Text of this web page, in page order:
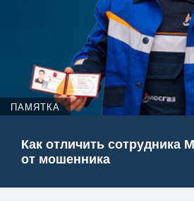
ПАМЯТКА
Как отличить сотрудника
от мошенника